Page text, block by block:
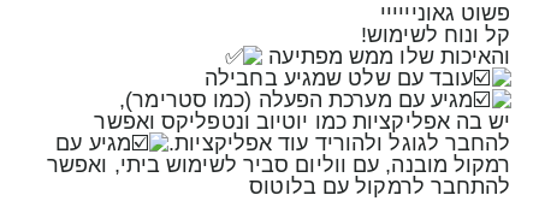
פשוט גאוניייייי
קל ונוח לשימוש!
והאיכות שלו ממש מפתיעה
עובד עם שלט שמגיע בחבילה
מגיע עם מערכת הפעלה (כמו סטרימר),
יש בה אפליקציות כמו יוטיוב ונטפליקס ואפשר
להחבר לגוגל ולהוריד עוד אפליקציות.
מגיע עם
רמקול מובנה, עם ווליום סביר לשימוש ביתי, ואפשר
להתחבר לרמקול עם בלוטוס